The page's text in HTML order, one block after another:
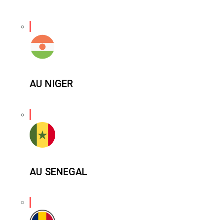
AU NIGER
AU SENEGAL